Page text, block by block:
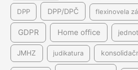
DPP DPP/DPČ flexinovela
GDPR Home office
JMHZ judikatura